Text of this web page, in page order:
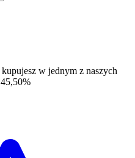
w jednym z naszych